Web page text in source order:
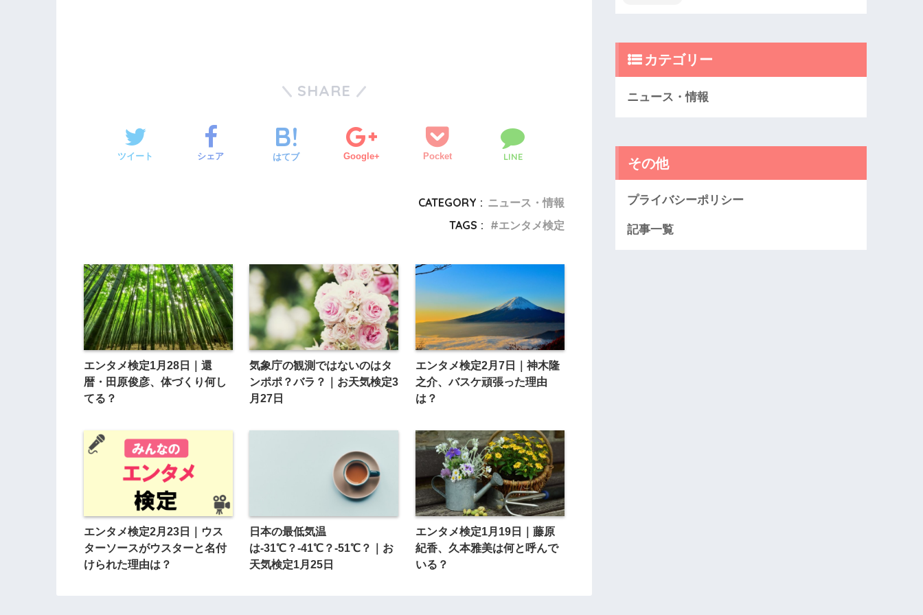
SHARE
ツイート シェア はてブ Google+ Pocket LINE
CATEGORY : ニュース・情報
TAGS :
エンタメ検定
エンタメ検定1月28日｜還
暦・田原俊彦、体づくり何し
てる？
気象庁の観測ではないのはタ
ンポポ？バラ？｜お天気検定3
月27日
エンタメ検定2月7日｜神木隆
之介、バスケ頑張った理由
は？
エンタメ検定2月23日｜ウス
ターソースがウスターと名付
けられた理由は？
日本の最低気温
は-31℃？-41℃？-51℃？｜お
天気検定1月25日
エンタメ検定1月19日｜藤原
紀香、久本雅美は何と呼んで
いる？
カテゴリー
ニュース・情報
その他
プライバシーポリシー
記事一覧